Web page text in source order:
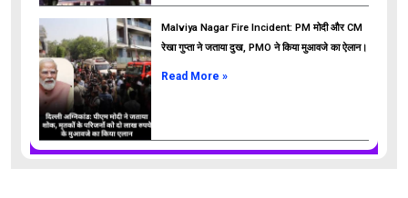
Malviya Nagar Fire Incident: PM मोदी और CM
रेखा गुप्ता ने जताया दुख, PMO ने किया मुआवजे का ऐलान।
Read More »